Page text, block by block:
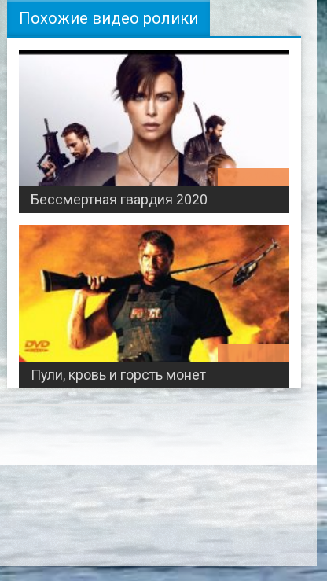
Похожие видео ролики
Бессмертная гвардия 2020
Пули, кровь и горсть монет